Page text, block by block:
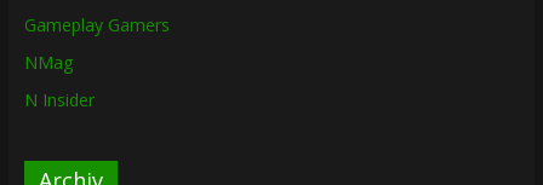
Gameplay Gamers
NMag
N Insider